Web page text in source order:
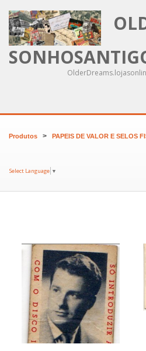
Produtos > PAPEIS DE VALOR E SELOS
Select Language ▼